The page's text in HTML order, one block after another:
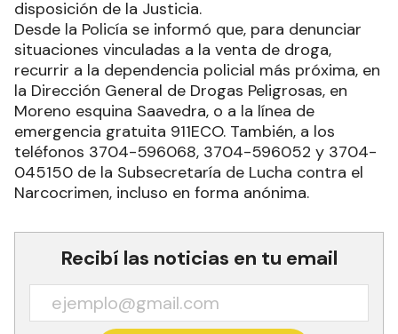
disposición de la Justicia.
Desde la Policía se informó que, para denunciar
situaciones vinculadas a la venta de droga,
recurrir a la dependencia policial más próxima, en
la Dirección General de Drogas Peligrosas, en
Moreno esquina Saavedra, o a la línea de
emergencia gratuita 911ECO. También, a los
teléfonos 3704-596068, 3704-596052 y 3704-
045150 de la Subsecretaría de Lucha contra el
Narcocrimen, incluso en forma anónima.
Recibí las noticias en tu email